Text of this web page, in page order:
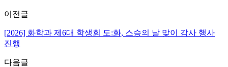
이전글
[2026] 화학과 제6대 학생회 도:화, 스승의 날 맞이 감사 행사
진행
다음글